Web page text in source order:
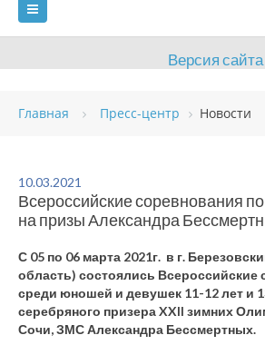
Версия
ГЛАВНАЯ
ВИДЫ СПОРТА
ОБЪЕКТЫ ДОКУМЕНТЫ
ОЦЕНКА КАЧЕСТВА ОБРАЗОВАНИЯ
ПЛАТНЫЕ УСЛУГИ КОНТАКТЫ
Главная Пресс-центр Новости
10.03.2021
Всероссийские соревнования
на призы Александра
С 05 по 06 марта 2021г. в г.
область) состоялись Всероссийские
среди юношей и девушек 11-12 лет и
серебряного призера XXII зимних
Сочи, ЗМС Александра Бессмертных.